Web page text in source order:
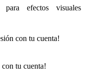
para efectos visuales
con tu cuenta!
con tu cuenta!